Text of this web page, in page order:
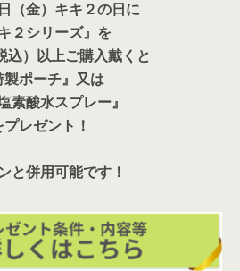
（金）キキ２の日に
キ２シリーズ』を
込）以上ご購入戴くと
製ポーチ』又は
素酸水スプレー』
プレゼント！
と併用可能です！